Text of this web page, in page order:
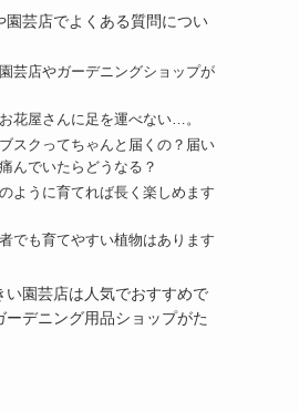
園芸店でよくある質問につい
芸店やガーデニングショップが
花屋さんに足を運べない…。
スクってちゃんと届くの？届い
んでいたらどうなる？
ように育てれば長く楽しめます
でも育てやすい植物はあります
い園芸店は人気でおすすめで
ーデニング用品ショップがた